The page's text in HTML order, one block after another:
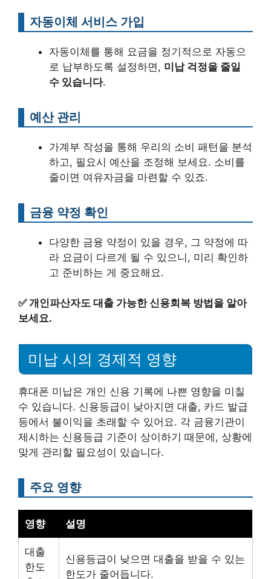
자동이체 서비스 가입
자동이체를 통해 요금을 정기적으로 자동으
로 납부하도록 설정하면, 미납 걱정을 줄일
수 있습니다.
예산 관리
가계부 작성을 통해 우리의 소비 패턴을 분석
하고, 필요시 예산을 조정해 보세요. 소비를
줄이면 여유자금을 마련할 수 있죠.
금융 약정 확인
다양한 금융 약정이 있을 경우, 그 약정에 따
라 요금이 다르게 될 수 있으니, 미리 확인하
고 준비하는 게 중요해요.
✅개인파산자도 대출 가능한 신용회복 방법을 알아
보세요.
미납 시의 경제적 영향
휴대폰 미납은 개인 신용 기록에 나쁜 영향을 미칠
수 있습니다. 신용등급이 낮아지면 대출, 카드 발급
등에서 불이익을 초래할 수 있어요. 각 금융기관이
제시하는 신용등급 기준이 상이하기 때문에, 상황에
맞게 관리할 필요성이 있습니다.
주요 영향
영향 설명
대출
한도
신용등급이 낮으면 대출을 받을 수 있는
한도가 줄어듭니다.